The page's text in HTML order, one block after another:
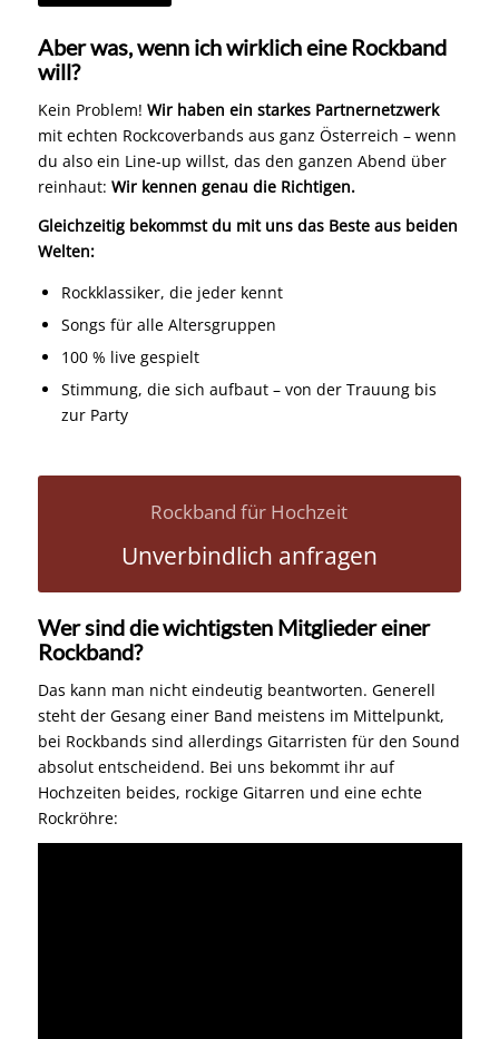
Aber was, wenn ich wirklich eine Rockband
will?
Kein Problem! Wir haben ein starkes Partnernetzwerk
mit echten Rockcoverbands aus ganz Österreich – wenn
du also ein Line-up willst, das den ganzen Abend über
reinhaut: Wir kennen genau die Richtigen.
Gleichzeitig bekommst du mit uns das Beste aus beiden
Welten:
Rockklassiker, die jeder kennt
Songs für alle Altersgruppen
100 % live gespielt
Stimmung, die sich aufbaut – von der Trauung bis
zur Party
Rockband für Hochzeit
Unverbindlich anfragen
Wer sind die wichtigsten Mitglieder einer
Rockband?
Das kann man nicht eindeutig beantworten. Generell
steht der Gesang einer Band meistens im Mittelpunkt,
bei Rockbands sind allerdings Gitarristen für den Sound
absolut entscheidend. Bei uns bekommt ihr auf
Hochzeiten beides, rockige Gitarren und eine echte
Rockröhre: